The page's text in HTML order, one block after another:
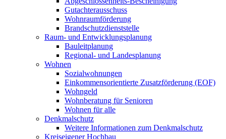
Gutachterausschuss
Wohnraumförderung
Brandschutzdienststelle
Raum- und Entwicklungsplanung
Bauleitplanung
Regional- und Landesplanung
Wohnen
Sozialwohnungen
Einkommensorientierte Zusatzförderung (EOF)
Wohngeld
Wohnberatung für Senioren
Wohnen für alle
Denkmalschutz
Weitere Informationen zum Denkmalschutz
Kreiseigener Hochbau